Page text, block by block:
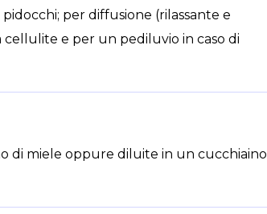
per diffusione (rilassante e
e per un pediluvio in caso di
di miele oppure diluite in un cucchiaino